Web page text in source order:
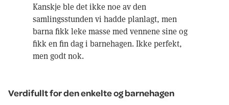
Kanskje ble det ikke noe av den
samlingsstunden vi hadde planlagt, men
barna fikk leke masse med vennene sine og
fikk en fin dag i barnehagen. Ikke perfekt,
men godt nok.
Verdifullt for den enkelte og barnehagen